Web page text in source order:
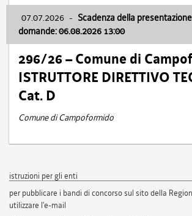
07.07.2026 - Scadenza della
domande: 06.08.2026 13:00
296/26 – Comune di
ISTRUTTORE DIRETTIVO
Cat. D
Comune di Campoformido
istruzioni per gli enti
per pubblicare i bandi di concorso sul sito della
utilizzare l'e-mail